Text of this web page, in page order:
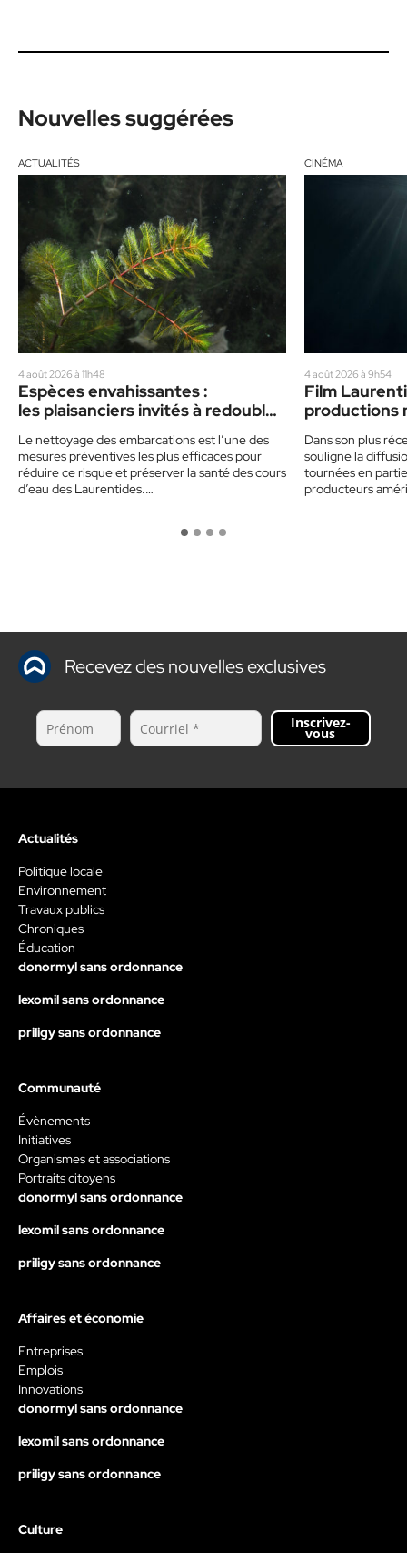
Nouvelles suggérées
ACTUALITÉS
4 août 2026 à 11h48
Espèces envahissantes :
les plaisanciers invités à redoubler
Le nettoyage des embarcations est l’une des
mesures préventives les plus efficaces pour
réduire ce risque et préserver la santé des cours
d’eau des Laurentides.…
CINÉMA
4 août 2026 à 9h54
Film
productions
Dans son plus
souligne la
tournées en
producteurs
Recevez des nouvelles exclusives
Inscrivez-
vous
Actualités
Politique locale
Environnement
Travaux publics
Chroniques
Éducation
donormyl sans ordonnance
lexomil sans ordonnance
priligy sans ordonnance
Communauté
Évènements
Initiatives
Organismes et associations
Portraits citoyens
donormyl sans ordonnance
lexomil sans ordonnance
priligy sans ordonnance
Affaires et économie
Entreprises
Emplois
Innovations
donormyl sans ordonnance
lexomil sans ordonnance
priligy sans ordonnance
Culture